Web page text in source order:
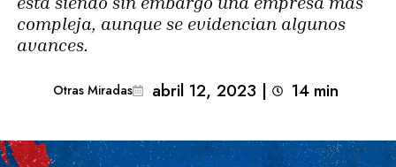
compleja, aunque se evidencian algunos
avances.
Otras Miradas abril 12, 2023 | 14 min